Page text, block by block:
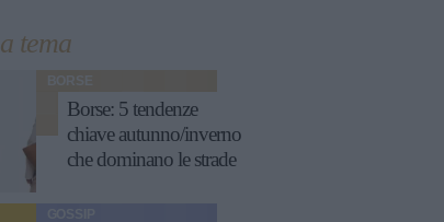
a tema
BORSE
Borse: 5 tendenze
chiave autunno/inverno
che dominano le strade